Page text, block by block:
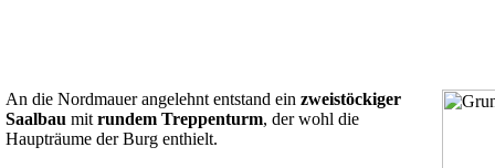
An die Nordmauer angelehnt entstand ein zweistöckiger
Saalbau mit rundem Treppenturm, der wohl die
Haupträume der Burg enthielt.